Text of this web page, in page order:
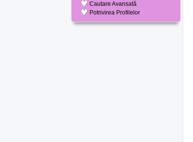
Cautare Avansată
Potrivirea Profilelor